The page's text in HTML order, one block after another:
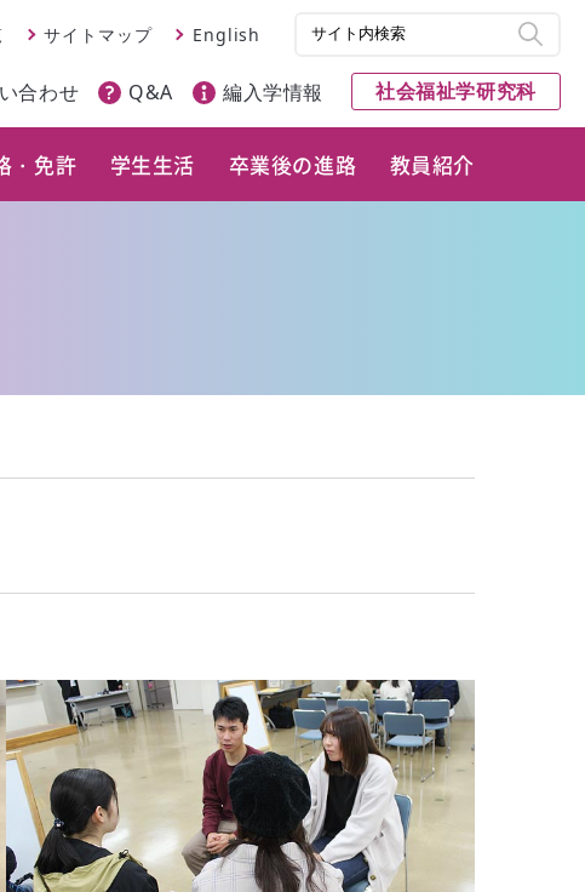
サイトマップ English
合わせ Q&A 編入学情報 社会福祉学研究科
・免許 学生生活 卒業後の進路 教員紹介